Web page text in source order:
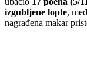
izgubljene lopte,
nagrađena makar